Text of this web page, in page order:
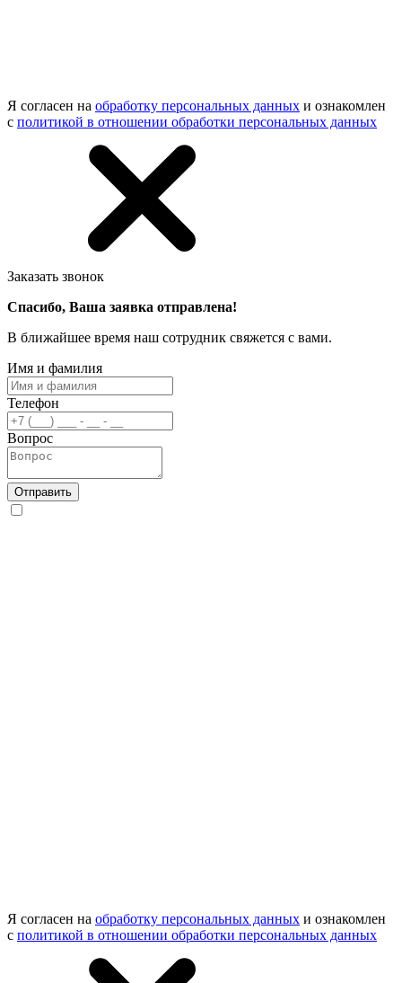
Я согласен на обработку персональных данных и ознакомлен
с политикой в отношении обработки персональных данных
Заказать звонок
Спасибо, Ваша заявка отправлена!
В ближайшее время наш сотрудник свяжется с вами.
Имя и фамилия
Телефон
Вопрос
Отправить
Я согласен на обработку персональных данных и ознакомлен
с политикой в отношении обработки персональных данных